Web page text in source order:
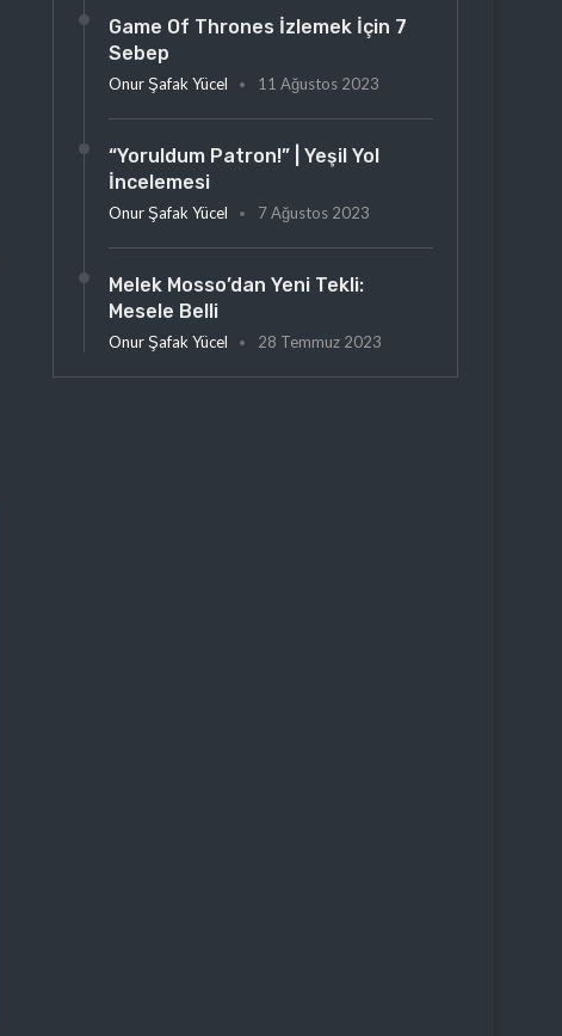
Game Of Thrones İzlemek İçin 7
Sebep
Onur Şafak Yücel 11 Ağustos 2023
“Yoruldum Patron!” | Yeşil Yol
İncelemesi
Onur Şafak Yücel 7 Ağustos 2023
Melek Mosso’dan Yeni Tekli:
Mesele Belli
Onur Şafak Yücel 28 Temmuz 2023